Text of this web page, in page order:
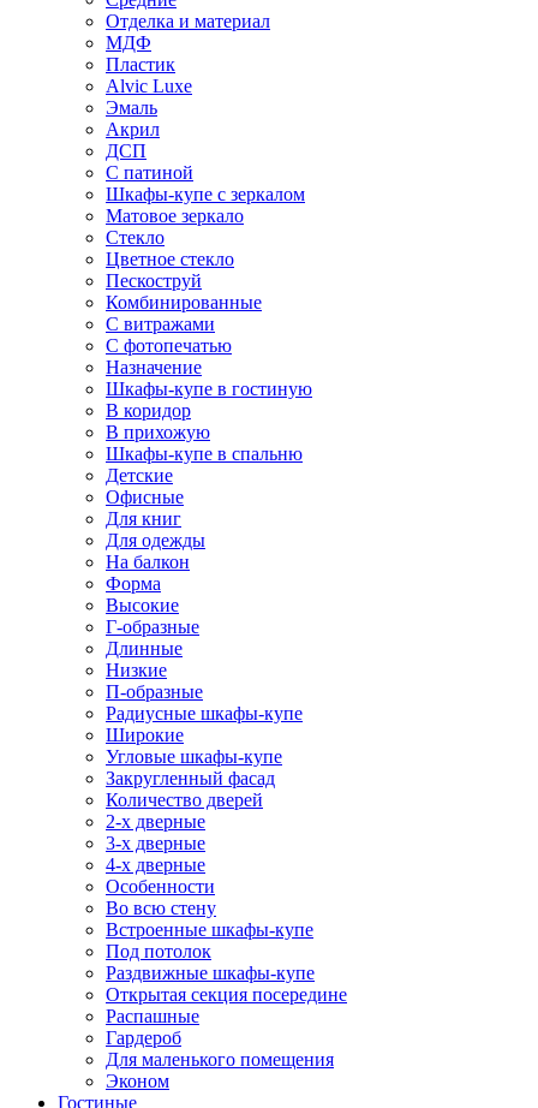
Отделка и материал
МДФ
Пластик
Alvic Luxe
Эмаль
Акрил
ДСП
С патиной
Шкафы-купе с зеркалом
Матовое зеркало
Стекло
Цветное стекло
Пескоструй
Комбинированные
С витражами
С фотопечатью
Назначение
Шкафы-купе в гостиную
В коридор
В прихожую
Шкафы-купе в спальню
Детские
Офисные
Для книг
Для одежды
На балкон
Форма
Высокие
Г-образные
Длинные
Низкие
П-образные
Радиусные шкафы-купе
Широкие
Угловые шкафы-купе
Закругленный фасад
Количество дверей
2-х дверные
3-х дверные
4-х дверные
Особенности
Во всю стену
Встроенные шкафы-купе
Под потолок
Раздвижные шкафы-купе
Открытая секция посередине
Распашные
Гардероб
Для маленького помещения
Эконом
Гостиные